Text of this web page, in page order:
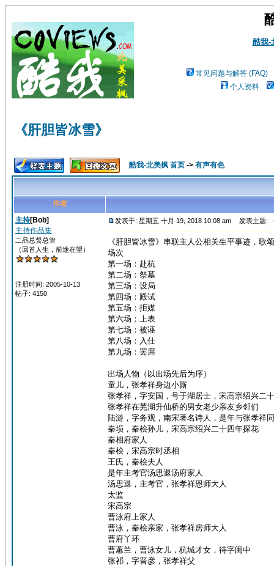
酷我-
常见问题与解答 (FAQ)
个人资料
《肝胆皆冰雪》
酷我-北美枫 首页 -> 有声有色
作者
主持[Bob]
主持作品集
二品总督总管
（回首人生，前途在望）
注册时间: 2005-10-13
帖子: 4150
发表于: 星期五 十月 19, 2018 10:08 am 发表主题:
《肝胆皆冰雪》串联主人公相关生平事迹，
场次
第一场：赴杭
第二场：祭墓
第三场：设局
第四场：殿试
第五场：拒媒
第六场：上表
第七场：被诬
第八场：入仕
第九场：罢席
出场人物（以出场先后为序）
童儿，张孝祥身边小厮
张孝祥，字安国，号于湖居士，宋高宗绍兴二
张孝祥在芜湖升仙桥的男女老少亲友乡邻们
陆游，字务观，南宋著名诗人，是年与张孝祥
秦埙，秦桧孙儿，宋高宗绍兴二十四年探花
秦相府家人
秦桧，宋高宗时丞相
王氏，秦桧夫人
是年主考官汤思退汤府家人
汤思退，主考官，张孝祥恩师大人
太监
宋高宗
曹泳府上家人
曹泳，秦桧亲家，张孝祥房师大人
曹府丫环
曹蕙兰，曹泳女儿，杭城才女，待字闺中
张祁，字晋彦，张孝祥父